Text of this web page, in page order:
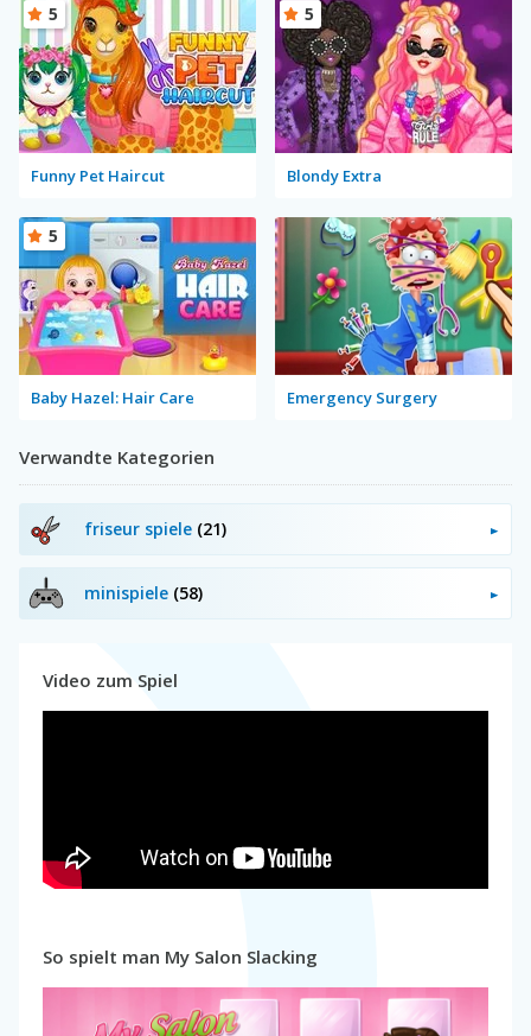
Funny Pet Haircut
5
Blondy Extra
5
Baby Hazel: Hair Care
5
Emergency Surgery
Verwandte Kategorien
friseur spiele (21)
minispiele (58)
Video zum Spiel
So spielt man My Salon Slacking